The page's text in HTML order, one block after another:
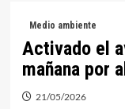
Medio ambiente
Activado el
mañana por
21/05/2026